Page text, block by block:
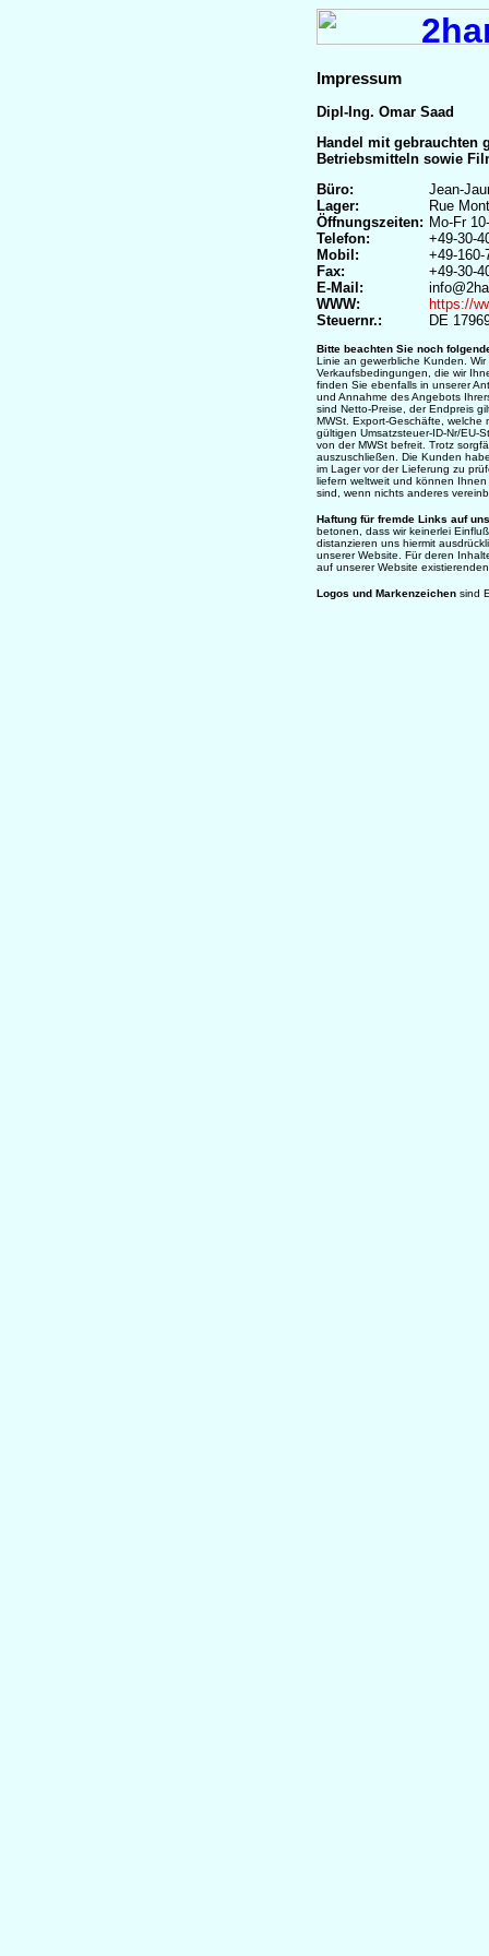
Impressum
Dipl-Ing. Omar Saad
Handel mit gebrauchten
Betriebsmitteln sowie
Büro:
Jean-
Lager:
Rue
Öffnungszeiten: Mo-Fr
Telefon:
+49-30-
Mobil:
+49-160-
Fax:
+49-30-
E-Mail:
WWW:
https://
Steuernr.:
DE
Bitte beachten Sie noch
Linie an gewerbliche Kunden.
Verkaufsbedingungen, die wir
finden Sie ebenfalls in unserer
und Annahme des Angebots
sind Netto-Preise, der Endpreis
MWSt. Export-Geschäfte, welche
gültigen Umsatzsteuer-ID-Nr/EU-
von der MWSt befreit. Trotz
auszuschließen. Die Kunden
im Lager vor der Lieferung zu
liefern weltweit und können
sind, wenn nichts anderes
Haftung für fremde Links auf
betonen, dass wir keinerlei
distanzieren uns hiermit
unserer Website. Für deren
auf unserer Website
Logos und Markenzeichen sind